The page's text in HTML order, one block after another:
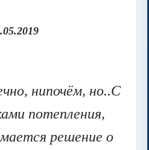
нипочём, но..С
потепления,
решение о